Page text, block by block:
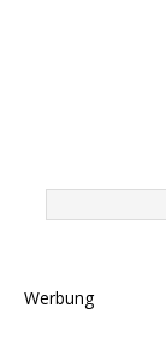
Werbung